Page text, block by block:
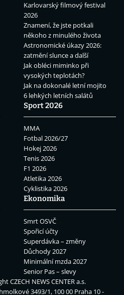
Karlovarský filmový festival
2026
Znamení, že jste potkali
někoho z minulého života
Astronomické úkazy 2026:
zatmění slunce a další
Jak obléci miminko při
vysokých teplotách?
Jak na dokonalé letní mojito
6 lehkých letních salátů
Sport 2026
MMA
Fotbal 2026/27
Hokej 2026
Tenis 2026
F1 2026
Atletika 2026
Cyklistika 2026
Ekonomika
Smrt OSVČ
Spořicí účty
Superdávka – změny
Důchody 2027
Minimální mzda 2027
Senior Pas – slevy
CZECH NEWS CENTER a.s.
3493/1, 100 00 Praha 10 -